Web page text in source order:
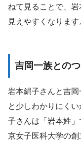
ねて見ることで、
見えやすくなります
吉岡一族との
岩本絹子さんと吉
と少しわかりにく
子さんは「岩本姓
京女子医科大学の